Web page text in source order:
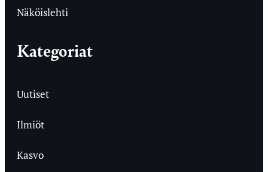
Näköislehti
Kategoriat
Uutiset
Ilmiöt
Kasvo